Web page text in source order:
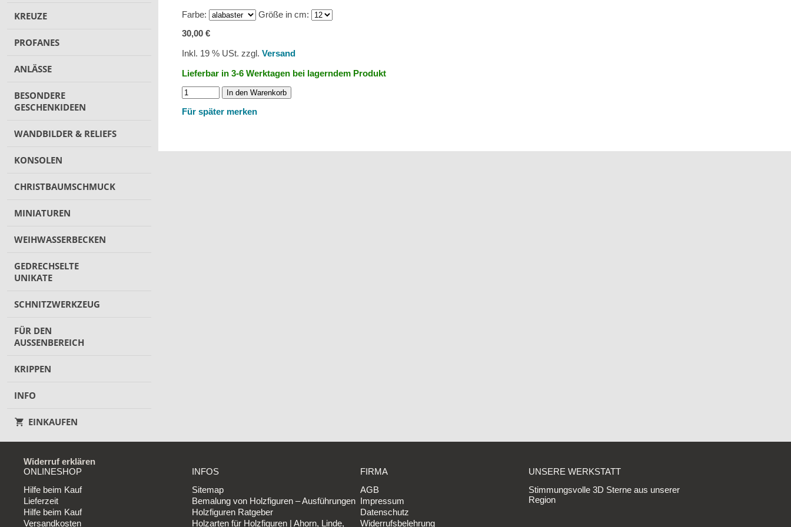
KREUZE
PROFANES
ANLÄSSE
BESONDERE
GESCHENKIDEEN
WANDBILDER & RELIEFS
KONSOLEN
CHRISTBAUMSCHMUCK
MINIATUREN
WEIHWASSERBECKEN
GEDRECHSELTE
UNIKATE
SCHNITZWERKZEUG
FÜR DEN
AUSSENBEREICH
KRIPPEN
INFO
EINKAUFEN
Farbe:
Größe in cm:
30,00 €
Inkl. 19 % USt. zzgl. Versand
Lieferbar in 3-6 Werktagen bei lagerndem Produkt
In den Warenkorb
Für später merken
Widerruf erklären
ONLINESHOP
Hilfe beim Kauf
Lieferzeit
Hilfe beim Kauf
Versandkosten
INFOS
Sitemap
Bemalung von Holzfiguren – Ausführungen
Holzfiguren Ratgeber
Holzarten für Holzfiguren | Ahorn, Linde,
FIRMA
AGB
Impressum
Datenschutz
Widerrufsbelehrung
UNSERE WERKSTATT
Stimmungsvolle 3D Sterne aus unserer
Region